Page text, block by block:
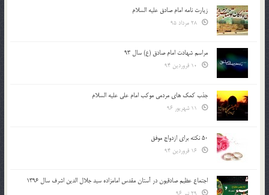
زیارت نامه امام صادق علیه السلام
مراسم شهادت امام صادق (ع) سال 93
جذب کمک های مردمی موکب امام علی علیه السلام
50 نکته برای ازدواج موفق
اجتماع عظیم صادقیون در آستان مقدس امامزاده سید جلال الدین اشرف سال 1396